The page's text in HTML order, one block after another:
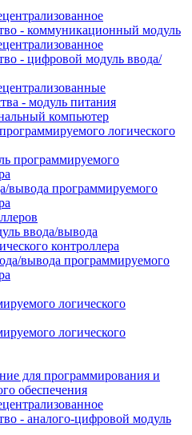
- коммуникационный модуль
- цифровой модуль ввода/
- модуль питания
компьютер
логического
программируемого
вывода программируемого
ввода/вывода
контроллера
вывода программируемого
логического
логического
для программирования и
обеспечения
- аналого-цифровой модуль